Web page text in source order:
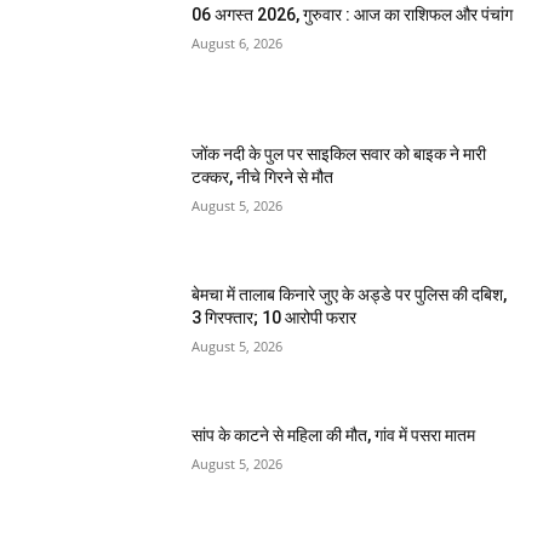
06 अगस्त 2026, गुरुवार : आज का राशिफल और पंचांग
August 6, 2026
जोंक नदी के पुल पर साइकिल सवार को बाइक ने मारी
टक्कर, नीचे गिरने से मौत
August 5, 2026
बेमचा में तालाब किनारे जुए के अड्डे पर पुलिस की दबिश,
3 गिरफ्तार; 10 आरोपी फरार
August 5, 2026
सांप के काटने से महिला की मौत, गांव में पसरा मातम
August 5, 2026